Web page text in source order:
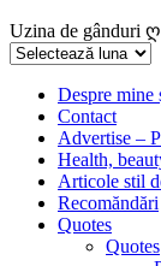
Uzina de gânduri ღ
Uzina
gânduriDespre mine
Contact
Advertise –
Health,
Articole stil
Recomăndări
Quotes
Quotes